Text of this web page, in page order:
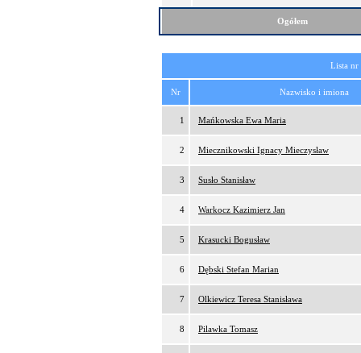
Ogółem
Lista
Nr Nazwisko i imiona
1 Mańkowska Ewa Maria
2 Miecznikowski Ignacy Mieczysław
3 Susło Stanisław
4 Warkocz Kazimierz Jan
5 Krasucki Bogusław
6 Dębski Stefan Marian
7 Olkiewicz Teresa Stanisława
8 Pilawka Tomasz